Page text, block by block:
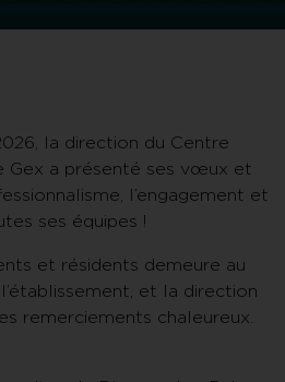
la direction du Centre
Gex a présenté ses vœux et
l’engagement et
ses équipes !
et résidents demeure au
et la direction
remerciements chaleureux.